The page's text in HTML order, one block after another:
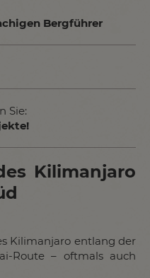
Bergführer
Sie:
Kilimanjaro
Kilimanjaro entlang der
Route – oftmals auch